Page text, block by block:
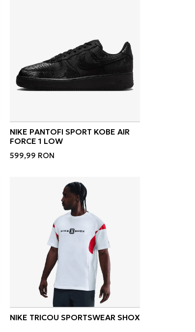
NIKE PANTOFI SPORT KOBE AIR
FORCE 1 LOW
599,99 RON
NIKE TRICOU SPORTSWEAR SHOX